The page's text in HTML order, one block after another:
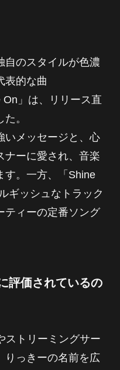
自のスタイルが色濃
表的な曲
On」は、リリース直
。
いメッセージと、心
ナーに愛され、音楽
す。一方、「Shine
ギッシュなトラック
ティーの定番ソング
評価されているの
ストリーミングサー
りっきーの名前を広